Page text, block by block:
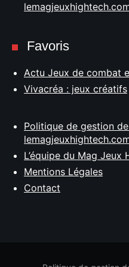
Favoris
Actu Jeux de combat
Vivacréa : jeux créatifs
Politique de gestion
L’équipe du Mag Jeux
Mentions Légales
Contact